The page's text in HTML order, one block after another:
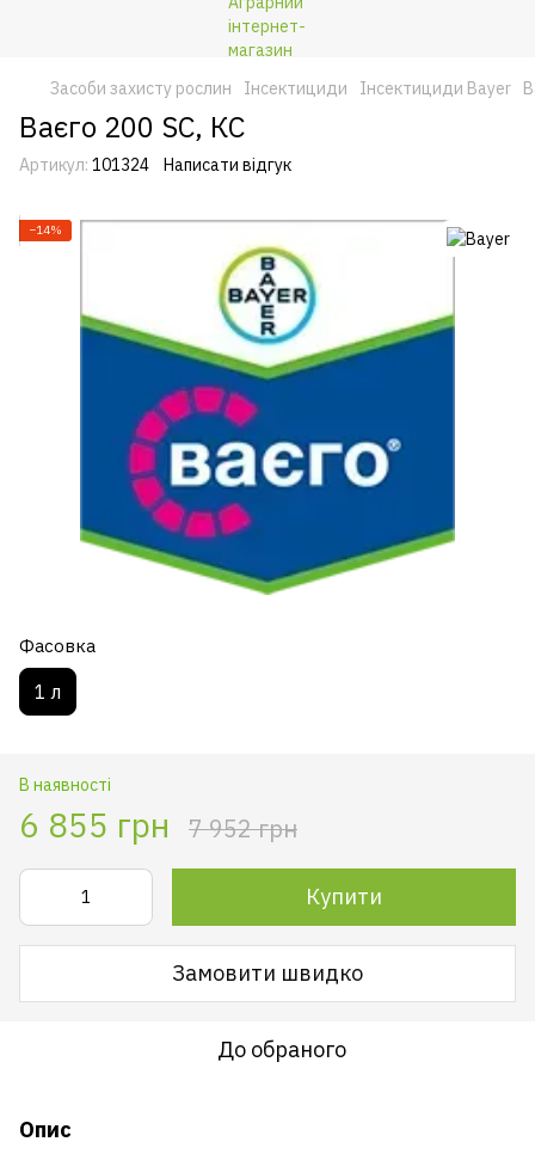
Засоби захисту рослин Інсектициди Інсектициди Bayer
Ваєго 200 SC, КС
Артикул: 101324 Написати відгук
−14%
Фасовка
1 л
В наявності
6 855 грн 7 952 грн
Купити
Замовити швидко
До обраного
Опис